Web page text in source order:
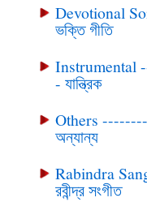
Devotional
ভক্তি গীতি
Instrumental
- যান্ত্রিক
Others
অন্যান্য
Rabindra
রবীন্দ্র সংগীত